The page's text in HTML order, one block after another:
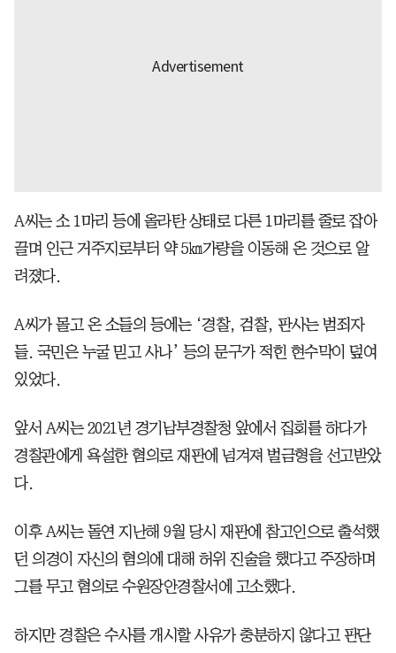
A씨는 소 1마리 등에 올라탄 상태로 다른 1마리를 줄로 잡아
끌며 인근 거주지로부터 약 5㎞가량을 이동해 온 것으로 알
려졌다.
A씨가 몰고 온 소들의 등에는 ‘경찰, 검찰, 판사는 범죄자
들. 국민은 누굴 믿고 사나’ 등의 문구가 적힌 현수막이 덮여
있었다.
앞서 A씨는 2021년 경기남부경찰청 앞에서 집회를 하다가
경찰관에게 욕설한 혐의로 재판에 넘겨져 벌금형을 선고받았
다.
이후 A씨는 돌연 지난해 9월 당시 재판에 참고인으로 출석했
던 의경이 자신의 혐의에 대해 허위 진술을 했다고 주장하며
그를 무고 혐의로 수원장안경찰서에 고소했다.
하지만 경찰은 수사를 개시할 사유가 충분하지 않다고 판단